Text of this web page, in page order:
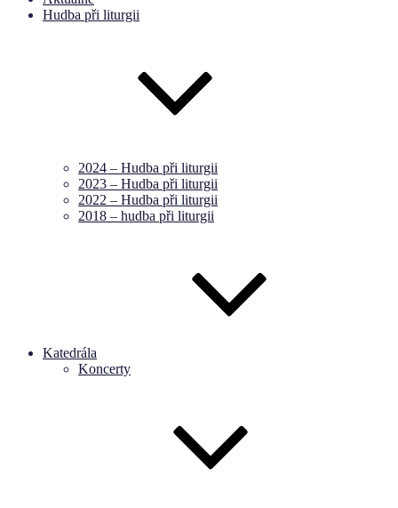
Hudba při liturgii
2024 – Hudba při liturgii
2023 – Hudba při liturgii
2022 – Hudba při liturgii
2018 – hudba při liturgii
Katedrála
Koncerty